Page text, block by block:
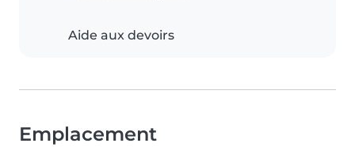
Aide aux devoirs
Emplacement